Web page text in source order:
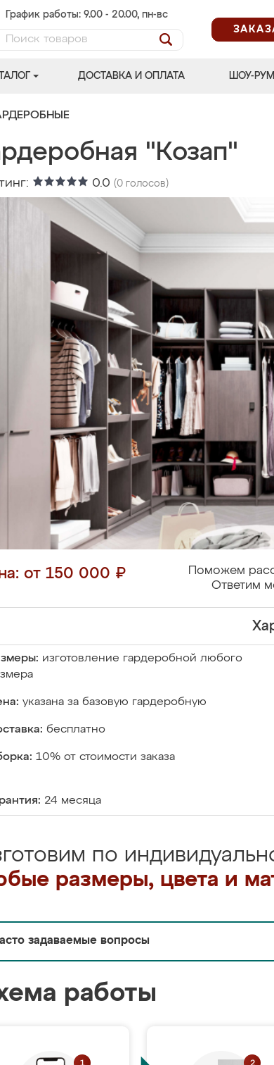
График работы: 9.00 - 20.00, пн-вс
ДОСТАВКА И ОПЛАТА ШОУ-РУМ
"Козап"
0.0 (0 голосов)
от 150 000 ₽
Поможем
Ответим
изготовление гардеробной любого
указана за базовую гардеробную
бесплатно
10% от стоимости заказа
24 месяца
по
размеры, цвета и
задаваемые вопросы
работы